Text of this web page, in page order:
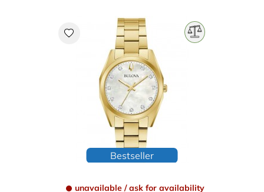
Bestseller
unavailable / ask for availability
favorite